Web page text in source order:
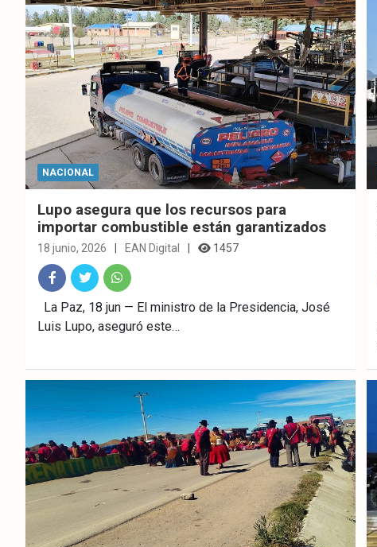
NACIONAL
Lupo asegura que los recursos para
importar combustible están garantizados
18 junio, 2026 EAN Digital 1457
Fac
ebo
Twitt
er
What
sAp
La Paz, 18 jun — El ministro de la Presidencia, José
Luis Lupo, aseguró este…